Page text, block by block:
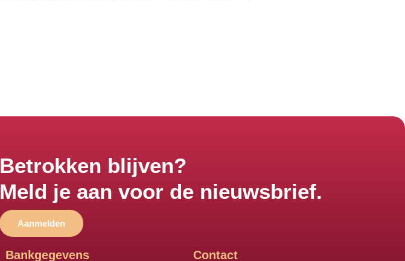
Betrokken blijven?
Meld je aan voor de nieuwsbrief.
Aanmelden
Bankgegevens Contact